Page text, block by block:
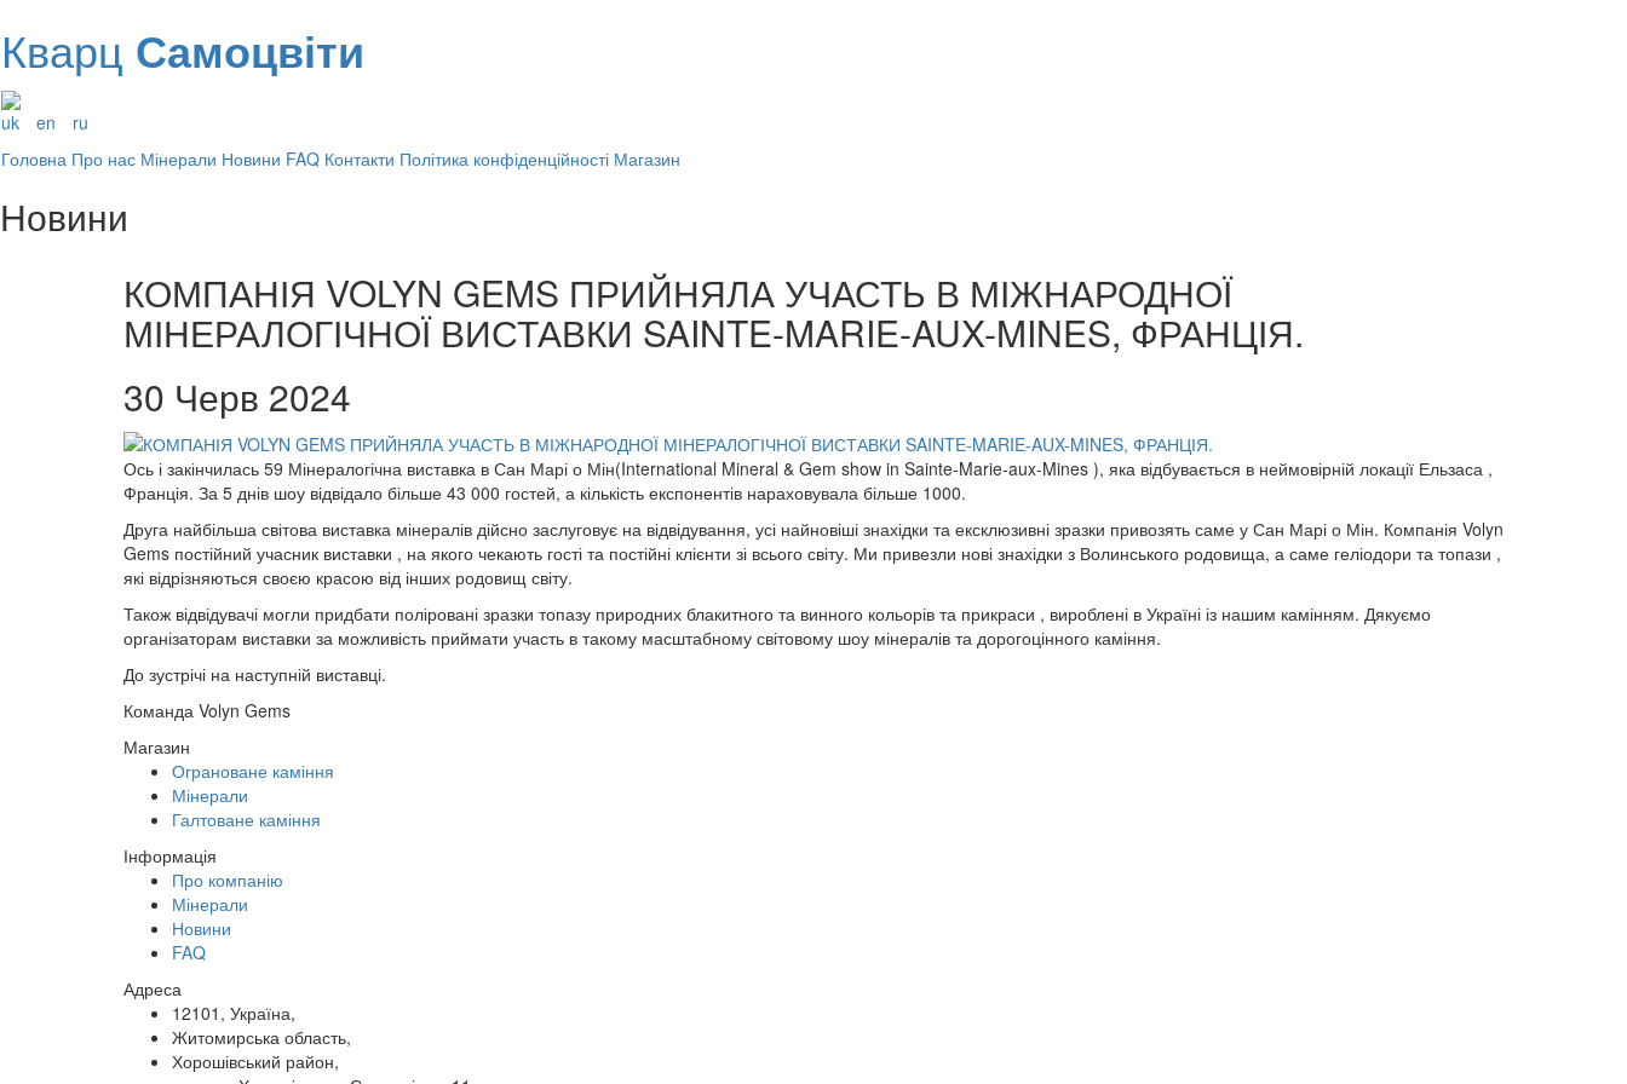
Кварц Самоцвіти
uk en
ru
Головна Про нас Мінерали Новини FAQ Контакти Політика конфіденційності Магазин
Новини
КОМПАНІЯ VOLYN GEMS ПРИЙНЯЛА УЧАСТЬ В МІЖНАРОДНОЇ
МІНЕРАЛОГІЧНОЇ ВИСТАВКИ SAINTE-MARIE-AUX-MINES, ФРАНЦІЯ.
30 Черв 2024
Ось і закінчилась 59 Мінералогічна виставка в Сан Марі о Мін(International Mineral & Gem show in Sainte-Marie-aux-Mines ), яка відбувається в неймовірній локації Ельзаса ,
Франція. За 5 днів шоу відвідало більше 43 000 гостей, а кількість експонентів нараховувала більше 1000.
Друга найбільша світова виставка мінералів дійсно заслуговує на відвідування, усі найновіші знахідки та ексклюзивні зразки привозять саме у Сан Марі о Мін. Компанія Volyn
Gems постійний учасник виставки , на якого чекають гості та постійні клієнти зі всього світу. Ми привезли нові знахідки з Волинського родовища, а саме геліодори та топази ,
які відрізняються своєю красою від інших родовищ світу.
Також відвідувачі могли придбати поліровані зразки топазу природних блакитного та винного кольорів та прикраси , вироблені в Україні із нашим камінням. Дякуємо
організаторам виставки за можливість приймати участь в такому масштабному світовому шоу мінералів та дорогоцінного каміння.
До зустрічі на наступній виставці.
Команда Volyn Gems
Магазин
Ограноване каміння
Мінерали
Галтоване каміння
Інформація
Про компанію
Мінерали
Новини
FAQ
Адреса
12101, Україна,
Житомирська область,
Хорошівський район,